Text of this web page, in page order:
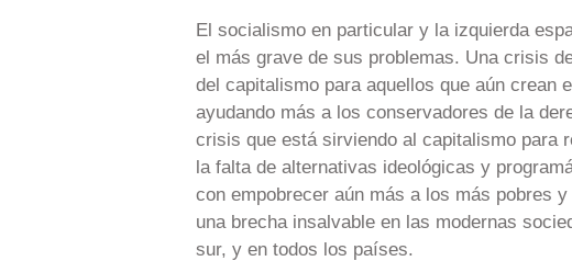
El socialismo en particular y la izquierda
el más grave de sus problemas. Una crisis
del capitalismo para aquellos que aún crean
ayudando más a los conservadores de la
crisis que está sirviendo al capitalismo para
la falta de alternativas ideológicas y
con empobrecer aún más a los más pobres
una brecha insalvable en las modernas
sur, y en todos los países.